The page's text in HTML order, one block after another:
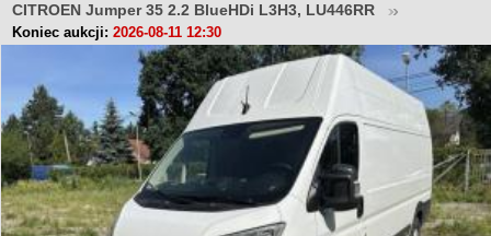
CITROEN Jumper 35 2.2 BlueHDi L3H3, LU446RR
Koniec aukcji: 2026-08-11 12:30